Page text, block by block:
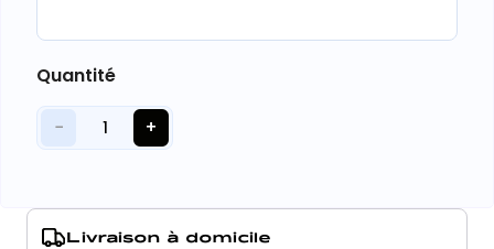
Quantité
− 1 +
Livraison à domicile